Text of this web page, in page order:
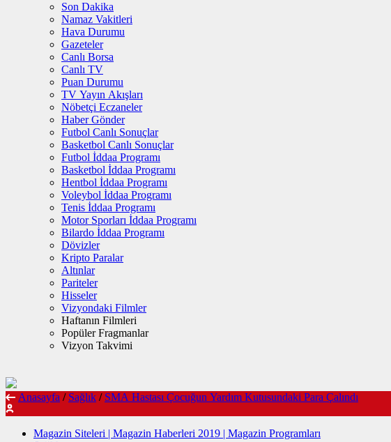
Son Dakika
Namaz Vakitleri
Hava Durumu
Gazeteler
Canlı Borsa
Canlı TV
Puan Durumu
TV Yayın Akışları
Nöbetçi Eczaneler
Haber Gönder
Futbol Canlı Sonuçlar
Basketbol Canlı Sonuçlar
Futbol İddaa Programı
Basketbol İddaa Programı
Hentbol İddaa Programı
Voleybol İddaa Programı
Tenis İddaa Programı
Motor Sporları İddaa Programı
Bilardo İddaa Programı
Dövizler
Kripto Paralar
Altınlar
Pariteler
Hisseler
Vizyondaki Filmler
Haftanın Filmleri
Popüler Fragmanlar
Vizyon Takvimi
Anasayfa / Sağlık / SMA Hastası Çocuğun Yardım Kutusundaki Para Çalındı
Magazin Siteleri | Magazin Haberleri 2019 | Magazin Programları